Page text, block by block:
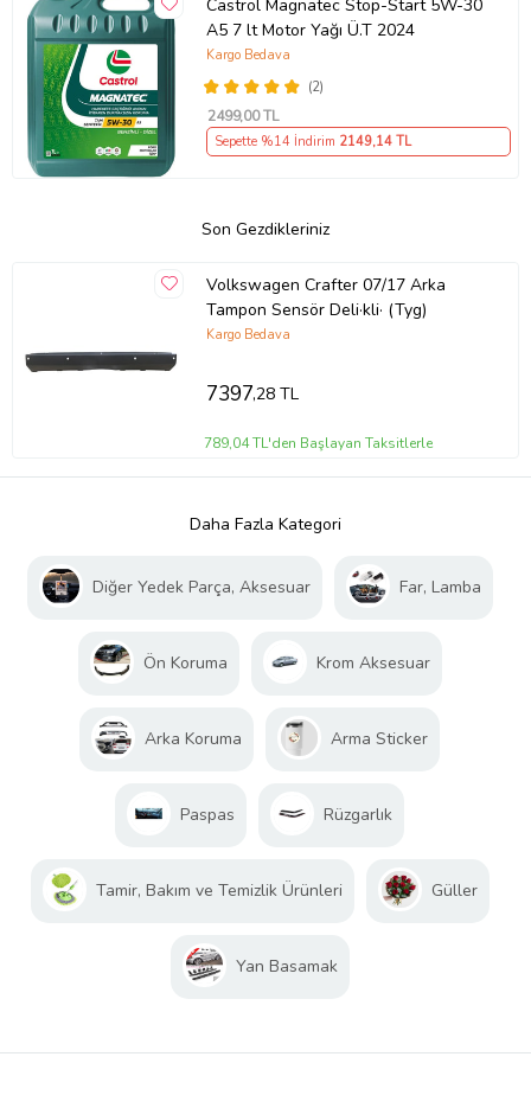
Castrol Magnatec Stop-Start 5W-30
A5 7 lt Motor Yağı Ü.T 2024
(2)
Kargo Bedava
2499,00 TL
Sepette %14 İndirim 2149,14 TL
Son Gezdikleriniz
Volkswagen Crafter 07/17 Arka
Tampon Sensör Deli·kli· (Tyg)
Kargo Bedava
7397,28 TL
789,04 TL'den Başlayan Taksitlerle
Daha Fazla Kategori
Diğer Yedek Parça, Aksesuar Far, Lamba
Ön Koruma Krom Aksesuar
Arka Koruma Arma Sticker
Paspas Rüzgarlık
Tamir, Bakım ve Temizlik Ürünleri Güller
Yan Basamak